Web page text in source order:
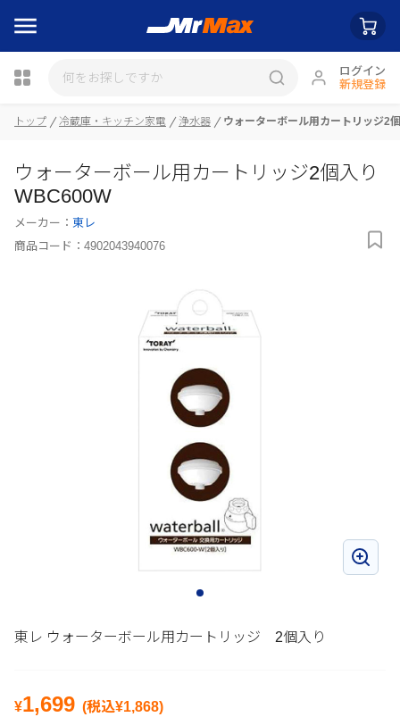
ログイン
新規登録
トップ 冷蔵庫・キッチン家電 浄水器 ウォーターボール用カートリッジ2
ウォーターボール用カートリッジ2個入り
WBC600W
メーカー： 東レ
商品コード： 4902043940076
東レ ウォーターボール用カートリッジ 2個入り
¥1,699 (税込¥1,868)